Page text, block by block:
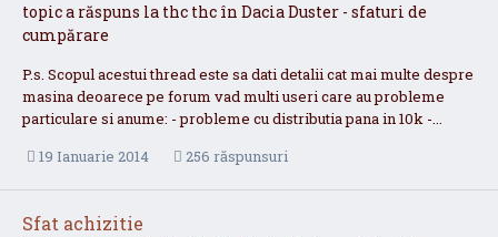
topic a răspuns la thc thc în Dacia Duster - sfaturi de
cumpărare
P.s. Scopul acestui thread este sa dati detalii cat mai multe despre
masina deoarece pe forum vad multi useri care au probleme
particulare si anume: - probleme cu distributia pana in 10k -...
19 Ianuarie 2014
256 răspunsuri
Sfat achizitie